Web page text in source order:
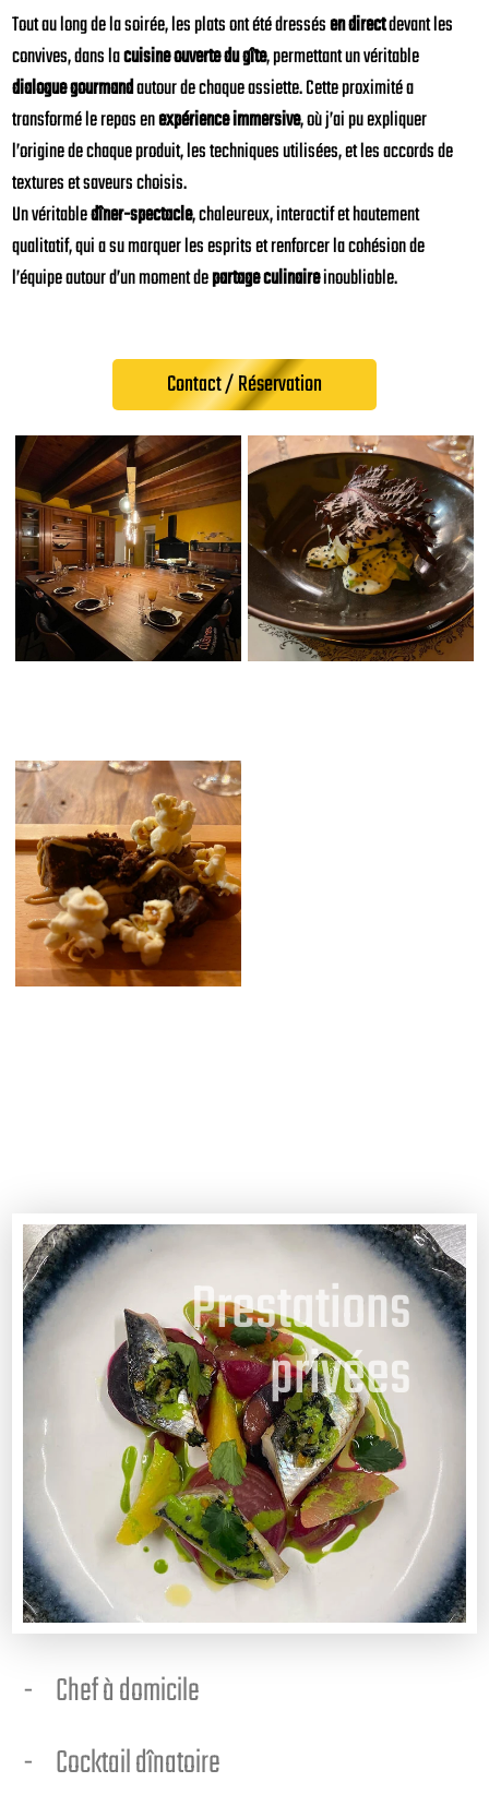
Tout au long de la soirée, les plats ont été dressésen directdevant les
convives, dans lacuisine ouverte du gîte, permettant un véritable
dialogue gourmandautour de chaque assiette. Cette proximité a
transformé le repas enexpérience immersive, où j’ai pu expliquer
l’origine de chaque produit, les techniques utilisées, et les accords de
textures et saveurs choisis.
Un véritabledîner-spectacle, chaleureux, interactif et hautement
qualitatif, qui a su marquer les esprits et renforcer la cohésion de
l’équipe autour d’un moment departage culinaireinoubliable.
Contact / Réservation
Prestations
privées
Chef à domicile
Cocktail dînatoire